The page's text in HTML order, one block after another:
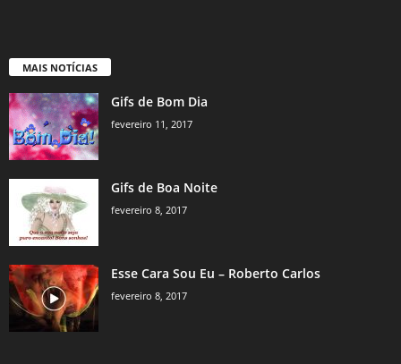
MAIS NOTÍCIAS
Gifs de Bom Dia
fevereiro 11, 2017
Gifs de Boa Noite
fevereiro 8, 2017
Esse Cara Sou Eu – Roberto Carlos
fevereiro 8, 2017